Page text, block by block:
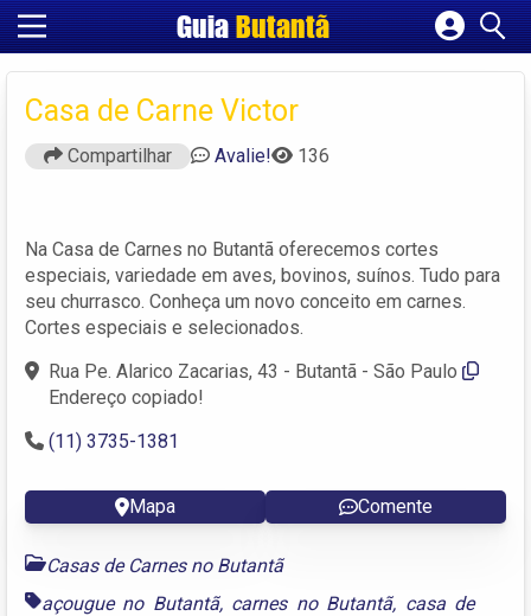
GuiaButantã
Cadastrar empresa
Criar conta
Casa de Carne Victor
Compartilhar Avalie! 136
Na Casa de Carnes no Butantã oferecemos cortes
especiais, variedade em aves, bovinos, suínos. Tudo para
seu churrasco. Conheça um novo conceito em carnes.
Cortes especiais e selecionados.
Rua Pe. Alarico Zacarias, 43 - Butantã - São Paulo
Endereço copiado!
(11) 3735-1381
Mapa Comente
Casas de Carnes no Butantã
açougue no Butantã, carnes no Butantã, casa de